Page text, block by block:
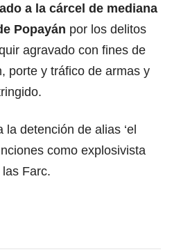
a la cárcel de mediana
Popayán por los delitos
agravado con fines de
porte y tráfico de armas y
detención de alias ‘el
como explosivista
Farc.